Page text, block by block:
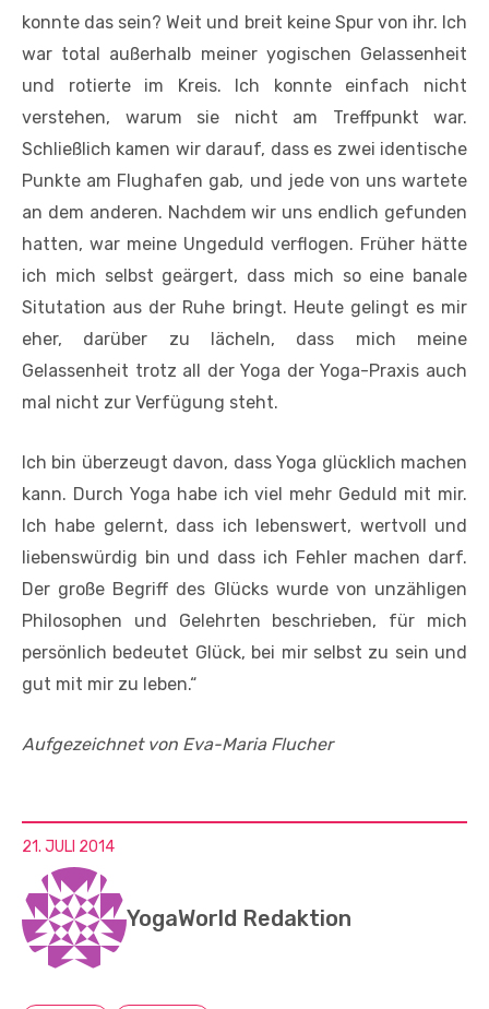
konnte das sein? Weit und breit keine Spur von ihr. Ich
war total außerhalb meiner yogischen Gelassenheit
und rotierte im Kreis. Ich konnte einfach nicht
verstehen, warum sie nicht am Treffpunkt war.
Schließlich kamen wir darauf, dass es zwei identische
Punkte am Flughafen gab, und jede von uns wartete
an dem anderen. Nachdem wir uns endlich gefunden
hatten, war meine Ungeduld verflogen. Früher hätte
ich mich selbst geärgert, dass mich so eine banale
Situtation aus der Ruhe bringt. Heute gelingt es mir
eher, darüber zu lächeln, dass mich meine
Gelassenheit trotz all der Yoga der Yoga-Praxis auch
mal nicht zur Verfügung steht.
Ich bin überzeugt davon, dass Yoga glücklich machen
kann. Durch Yoga habe ich viel mehr Geduld mit mir.
Ich habe gelernt, dass ich lebenswert, wertvoll und
liebenswürdig bin und dass ich Fehler machen darf.
Der große Begriff des Glücks wurde von unzähligen
Philosophen und Gelehrten beschrieben, für mich
persönlich bedeutet Glück, bei mir selbst zu sein und
gut mit mir zu leben.“
Aufgezeichnet von Eva-Maria Flucher
21. JULI 2014
YogaWorld Redaktion